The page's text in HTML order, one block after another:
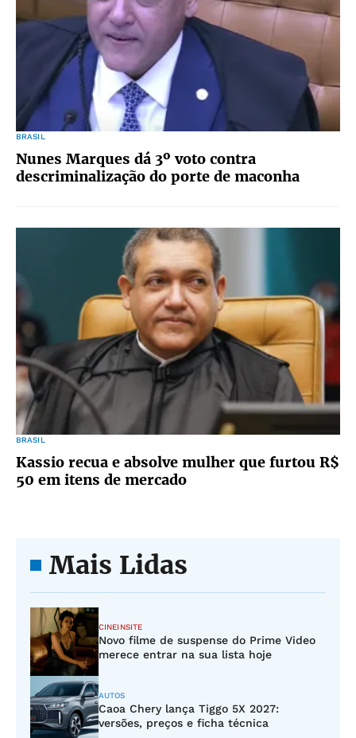
BRASIL
Nunes Marques dá 3º voto contra
descriminalização do porte de maconha
BRASIL
Kassio recua e absolve mulher que furtou R$
50 em itens de mercado
Mais Lidas
CINEINSITE
Novo filme de suspense do Prime Video
merece entrar na sua lista hoje
AUTOS
Caoa Chery lança Tiggo 5X 2027:
versões, preços e ficha técnica